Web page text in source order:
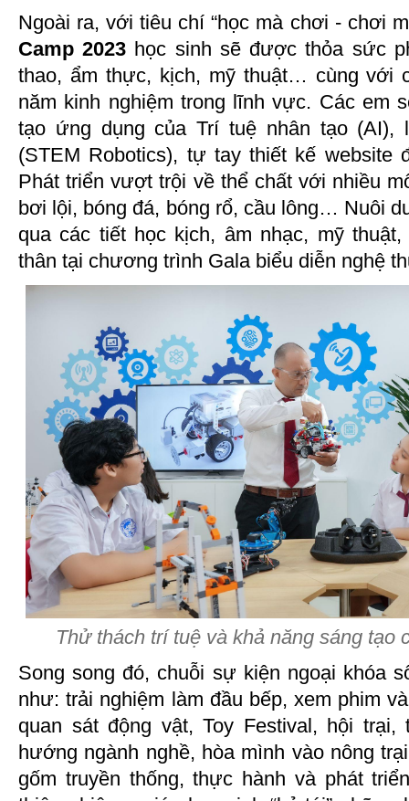
Ngoài ra, với tiêu chí “học mà chơi - chơi
Camp 2023 học sinh sẽ được thỏa sức
thao, ẩm thực, kịch, mỹ thuật… cùng với
năm kinh nghiệm trong lĩnh vực. Các em
tạo ứng dụng của Trí tuệ nhân tạo (AI),
(STEM Robotics), tự tay thiết kế website
Phát triển vượt trội về thể chất với nhiều
bơi lội, bóng đá, bóng rổ, cầu lông… Nuôi
qua các tiết học kịch, âm nhạc, mỹ
thân tại chương trình Gala biểu diễn nghệ
Thử thách trí tuệ và khả năng sáng tạo
Song song đó, chuỗi sự kiện ngoại khóa
như: trải nghiệm làm đầu bếp, xem phim
quan sát động vật, Toy Festival, hội
hướng ngành nghề, hòa mình vào nông
gốm truyền thống, thực hành và phát